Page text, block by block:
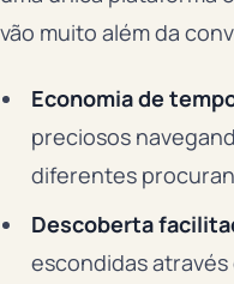
vão muito além da
Economia de
preciosos
diferentes
Descoberta
escondidas